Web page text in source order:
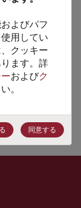
Signal
Regs
よびパフ
用してい
クッキー
ます。詳
およびク
。
同意する